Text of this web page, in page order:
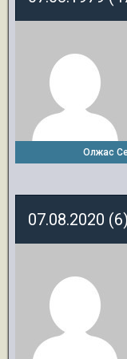
Олжас
07.08.2020 (6)